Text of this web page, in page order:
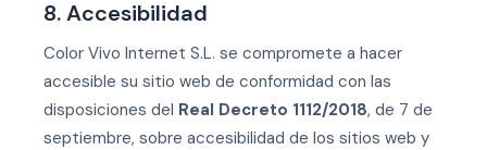
8. Accesibilidad
Color Vivo Internet S.L. se compromete a hacer
accesible su sitio web de conformidad con las
disposiciones del Real Decreto 1112/2018, de 7 de
septiembre, sobre accesibilidad de los sitios web y